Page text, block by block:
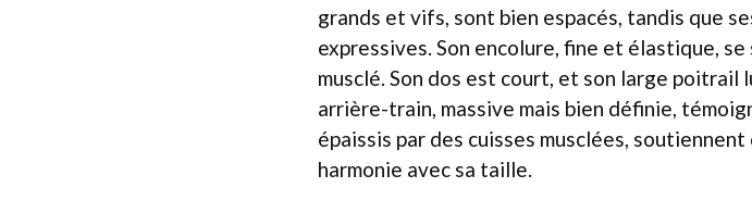
grands et vifs, sont bien espacés, tandis que
expressives. Son encolure, fine et élastique,
musclé. Son dos est court, et son large
arrière-train, massive mais bien définie,
épaissis par des cuisses musclées,
harmonie avec sa taille.